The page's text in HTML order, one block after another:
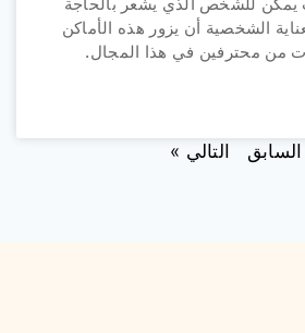
الشخصية أن يزور هذه الأماكن
من محترفين في هذا المجال.
التالي »